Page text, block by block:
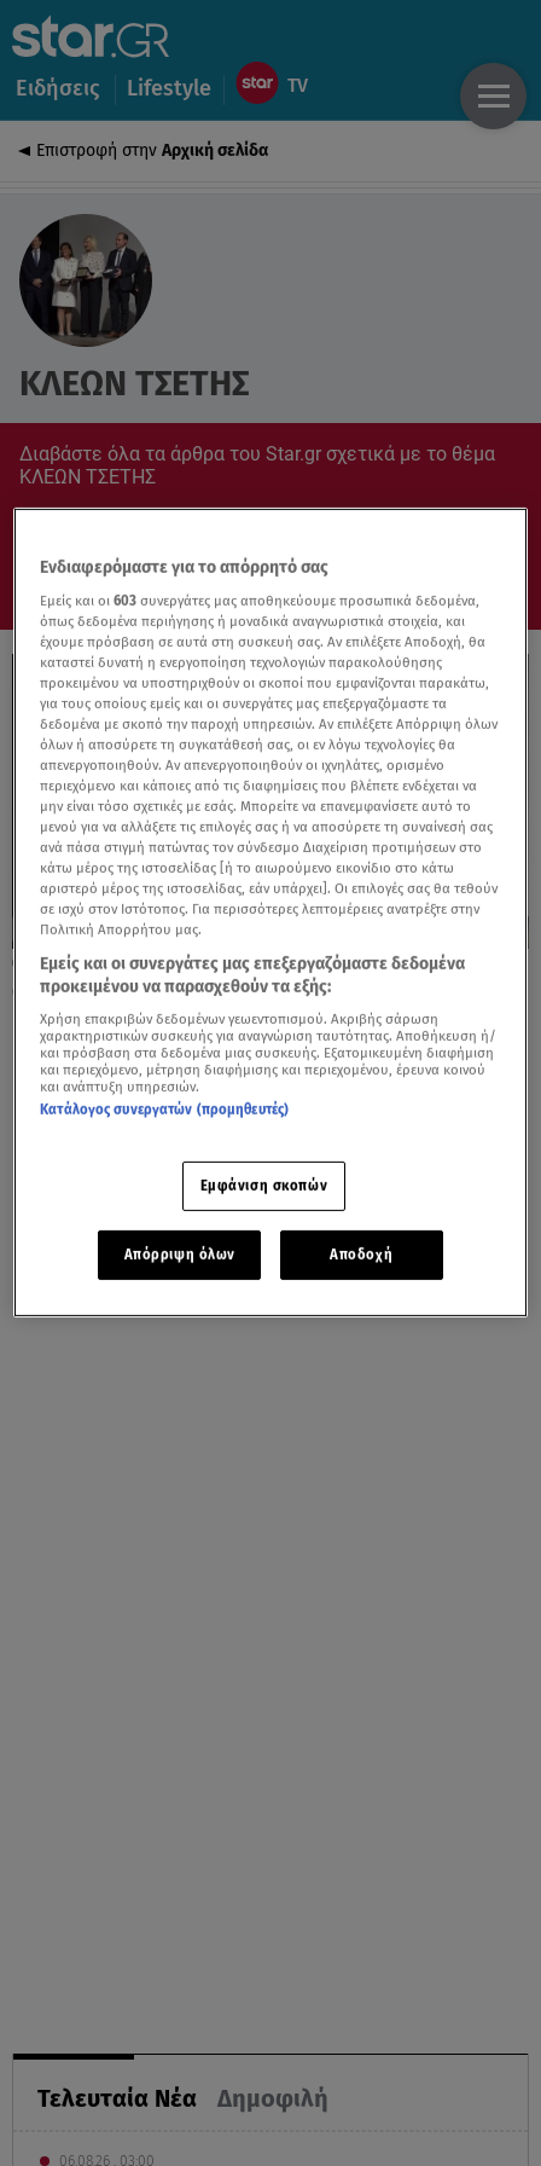
Ειδήσεις Lifestyle
Επιστροφή στην Αρχική σελίδα
ΚΛΕΩΝ ΤΣΕΤΗΣ
Διαβάστε όλα τα άρθρα του Star.gr σχετικά με το θέμα
ΚΛΕΩΝ ΤΣΕΤΗΣ
13.03.25, 15:34
O δήμος Αρταίων τίμησε τον αείμνηστο
Κλέωνα Τσέτη
Τελευταία Νέα Δημοφιλή
06.08.26 , 03:00
Ενδιαφερόμαστε για το απόρρητό σας
Εμείς και οι603 συνεργάτες μας αποθηκεύουμε προσωπικά δεδομένα,
όπως δεδομένα περιήγησης ή μοναδικά αναγνωριστικά στοιχεία, και
έχουμε πρόσβαση σε αυτά στη συσκευή σας. Αν επιλέξετε Αποδοχή, θα
καταστεί δυνατή η ενεργοποίηση τεχνολογιών παρακολούθησης
προκειμένου να υποστηριχθούν οι σκοποί που εμφανίζονται παρακάτω,
για τους οποίους εμείς και οι συνεργάτες μας επεξεργαζόμαστε τα
δεδομένα με σκοπό την παροχή υπηρεσιών. Αν επιλέξετε Απόρριψη όλων
όλων ή αποσύρετε τη συγκατάθεσή σας, οι εν λόγω τεχνολογίες θα
απενεργοποιηθούν. Αν απενεργοποιηθούν οι ιχνηλάτες, ορισμένο
περιεχόμενο και κάποιες από τις διαφημίσεις που βλέπετε ενδέχεται να
μην είναι τόσο σχετικές με εσάς. Μπορείτε να επανεμφανίσετε αυτό το
μενού για να αλλάξετε τις επιλογές σας ή να αποσύρετε τη συναίνεσή σας
ανά πάσα στιγμή πατώντας τον σύνδεσμο Διαχείριση προτιμήσεων στο
κάτω μέρος της ιστοσελίδας [ή το αιωρούμενο εικονίδιο στο κάτω
αριστερό μέρος της ιστοσελίδας, εάν υπάρχει]. Οι επιλογές σας θα τεθούν
σε ισχύ στον Ιστότοπος. Για περισσότερες λεπτομέρειες ανατρέξτε στην
Πολιτική Απορρήτου μας.
Εμείς και οι συνεργάτες μας επεξεργαζόμαστε δεδομένα
προκειμένου να παρασχεθούν τα εξής:
Χρήση επακριβών δεδομένων γεωεντοπισμού. Ακριβής σάρωση
χαρακτηριστικών συσκευής για αναγνώριση ταυτότητας. Αποθήκευση ή/
και πρόσβαση στα δεδομένα μιας συσκευής. Εξατομικευμένη διαφήμιση
και περιεχόμενο, μέτρηση διαφήμισης και περιεχομένου, έρευνα κοινού
και ανάπτυξη υπηρεσιών.
Κατάλογος συνεργατών (προμηθευτές)
Εμφάνιση σκοπών
Απόρριψη όλων Αποδοχή